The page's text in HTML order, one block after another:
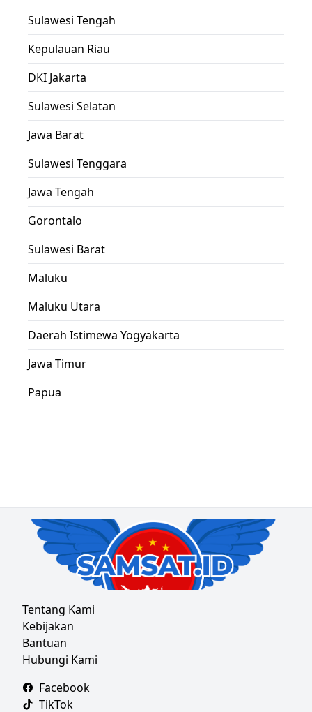
Sulawesi Tengah
Kepulauan Riau
DKI Jakarta
Sulawesi Selatan
Jawa Barat
Sulawesi Tenggara
Jawa Tengah
Gorontalo
Sulawesi Barat
Maluku
Maluku Utara
Daerah Istimewa Yogyakarta
Jawa Timur
Papua
Tentang Kami
Kebijakan
Bantuan
Hubungi Kami
Facebook
TikTok